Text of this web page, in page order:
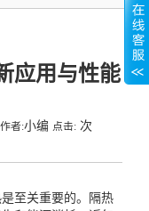
应用与性能
作者:小编 点击: 次
至关重要的。隔热